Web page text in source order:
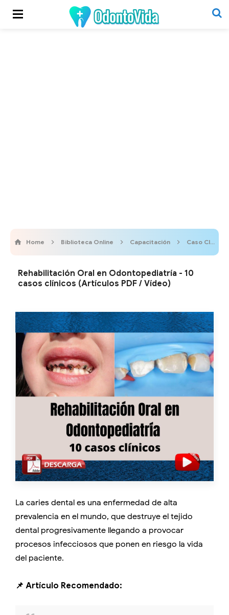
Home Biblioteca Online Capacitación Caso Clínico
Rehabilitación Oral en Odontopediatría - 10
casos clínicos (Artículos PDF / Vídeo)
La caries dental es una enfermedad de alta
prevalencia en el mundo, que destruye el tejido
dental progresivamente llegando a provocar
procesos infecciosos que ponen en riesgo la vida
del paciente.
📌 Artículo Recomendado: